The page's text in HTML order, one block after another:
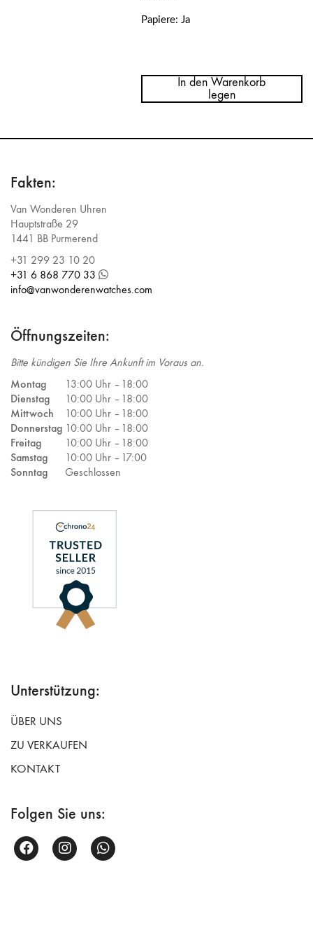
Papiere: Ja
Explorer
Black
In den Warenkorb
legen
Fakten:
Van Wonderen Uhren
Hauptstraße 29
1441 BB Purmerend
+31 299 23 10 20
+31 6 868 770 33
info@vanwonderenwatches.com
Öffnungszeiten:
Bitte kündigen Sie Ihre Ankunft im Voraus an.
Montag
13:00 Uhr – 18:00
Dienstag
10:00 Uhr – 18:00
Mittwoch
10:00 Uhr – 18:00
Donnerstag 10:00 Uhr – 18:00
Freitag
10:00 Uhr – 18:00
Samstag
10:00 Uhr – 17:00
Sonntag
Geschlossen
Unterstützung:
ÜBER UNS
ZU VERKAUFEN
KONTAKT
Folgen Sie uns: